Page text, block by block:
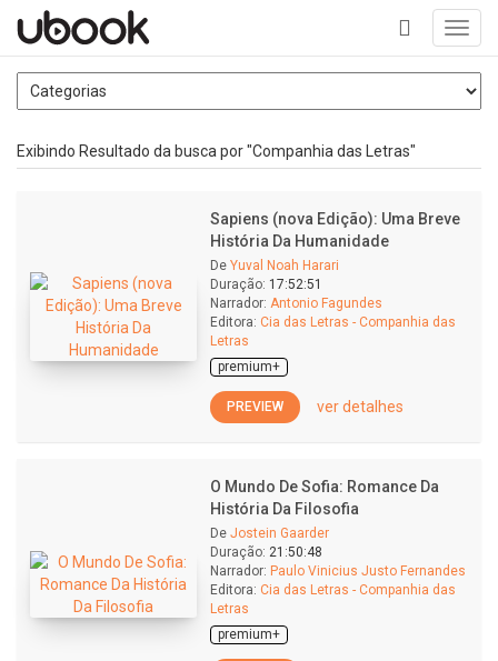
+
Exibindo Resultado da busca por "Companhia das Letras"
Sapiens (nova Edição): Uma Breve
História Da Humanidade
De Yuval Noah Harari
Duração: 17:52:51
Narrador: Antonio Fagundes
Editora: Cia das Letras - Companhia das
Letras
premium+
PREVIEW ver detalhes
O Mundo De Sofia: Romance Da
História Da Filosofia
De Jostein Gaarder
Duração: 21:50:48
Narrador: Paulo Vinicius Justo Fernandes
Editora: Cia das Letras - Companhia das
Letras
premium+